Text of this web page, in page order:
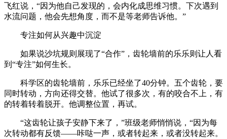
飞红说，“因为他自己发现的，会内化成思维习惯。下次遇到
水流问题，他会先想角度，而不是等老师告诉他。”
专注如何从兴趣中沉淀
如果说沙坑规则展现了“合作”，齿轮墙前的乐乐则让人看
到“专注”如何生长。
科学区的齿轮墙前，乐乐已经坐了40分钟。五个齿轮，要
同时转动，方向还得交替。他试了很多次，有的咬合不上，有
的转着转着脱开。他调整位置，再试。
“这齿轮让孩子安静下来了，”班级老师悄悄说，“因为每
次转动都有反馈——咔哒一声，或者转起来，或者没转起来。